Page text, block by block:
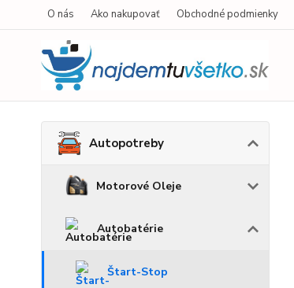
O nás Ako nakupovať Obchodné podmienky
Autopotreby
Motorové Oleje
Autobatérie
Štart-Stop